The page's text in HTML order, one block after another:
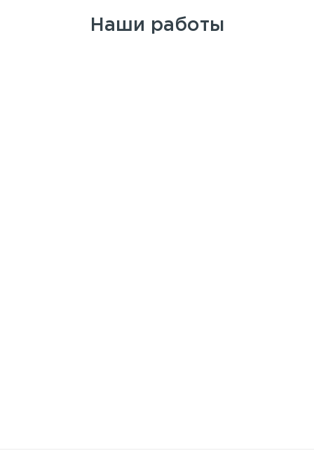
Наши работы